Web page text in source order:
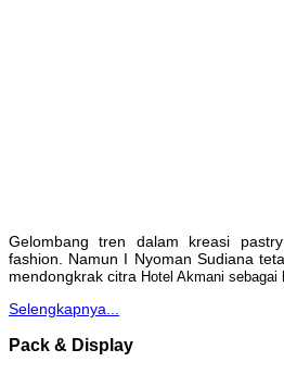
Gelombang tren dalam kreasi
fashion. Namun I Nyoman Sudiana
mendongkrak citra Hotel Akmani
Selengkapnya...
Pack & Display